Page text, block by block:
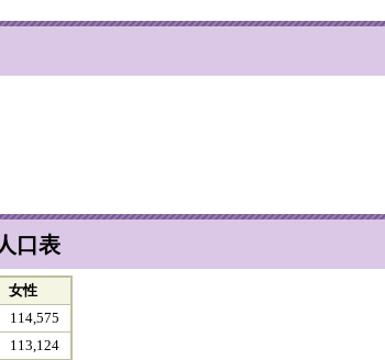
口表
女性
114,575
113,124